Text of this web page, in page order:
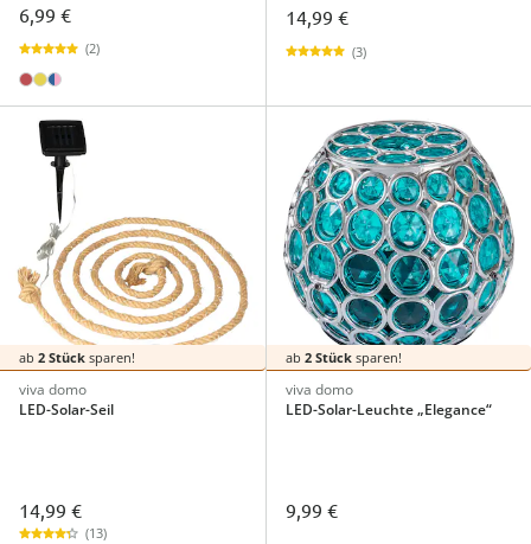
6,99 €
(2)
14,99 €
(3)
ab 2 Stück sparen!
viva domo
LED-Solar-Seil
14,99 €
(13)
ab 2 Stücksparen!
viva domo
LED-Solar-Leuchte „Elegance“
9,99 €